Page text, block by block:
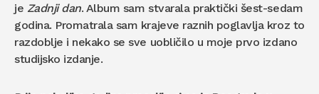
je Zadnji dan. Album sam stvarala praktički šest-sedam
godina. Promatrala sam krajeve raznih poglavlja kroz to
razdoblje i nekako se sve uobličilo u moje prvo izdano
studijsko izdanje.